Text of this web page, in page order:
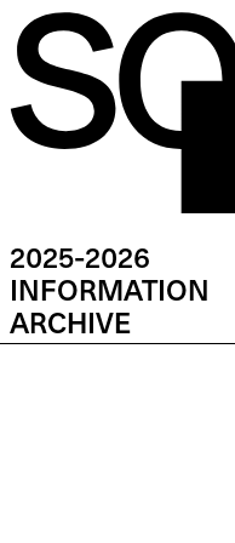
2025-2026
INFORMATION
ARCHIVE